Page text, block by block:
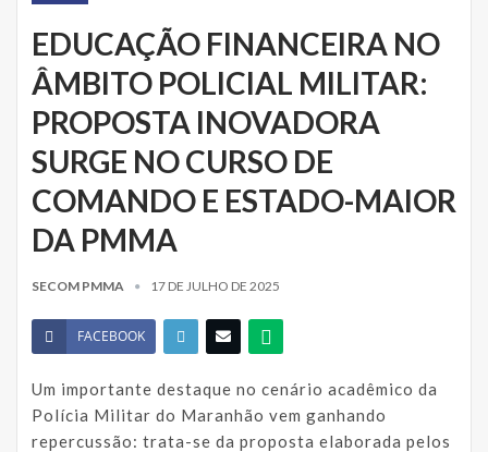
EDUCAÇÃO FINANCEIRA NO
ÂMBITO POLICIAL MILITAR:
PROPOSTA INOVADORA
SURGE NO CURSO DE
COMANDO E ESTADO-MAIOR
DA PMMA
SECOM PMMA 17 DE JULHO DE 2025
FACEBOOK
Um importante destaque no cenário acadêmico da
Polícia Militar do Maranhão vem ganhando
repercussão: trata-se da proposta elaborada pelos